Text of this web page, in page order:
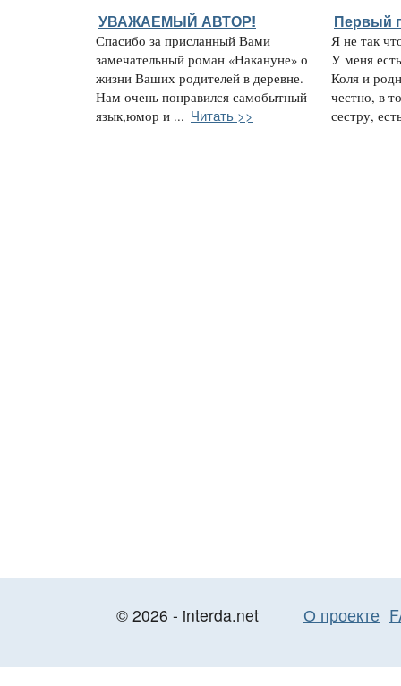
УВАЖАЕМЫЙ АВТОР!
Спасибо за присланный Вами
замечательный роман «Накануне» о
жизни Ваших родителей в деревне.
Нам очень понравился самобытный
язык,юмор и ... Читать >>
Первый
Я не так
У меня
Коля и
честно, в
сестру,
© 2026 - interda.net О проекте